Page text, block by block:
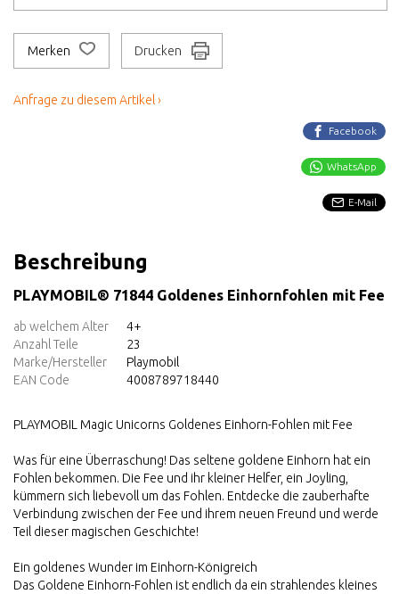
Merken Drucken
Anfrage zu diesem Artikel ›
Facebook
WhatsApp
E-Mail
Beschreibung
PLAYMOBIL® 71844 Goldenes Einhornfohlen mit Fee
ab welchem Alter
4+
Anzahl Teile
23
Marke/Hersteller
Playmobil
EAN Code
4008789718440
PLAYMOBIL Magic Unicorns Goldenes Einhorn-Fohlen mit Fee
Was für eine Überraschung! Das seltene goldene Einhorn hat ein
Fohlen bekommen. Die Fee und ihr kleiner Helfer, ein Joyling,
kümmern sich liebevoll um das Fohlen. Entdecke die zauberhafte
Verbindung zwischen der Fee und ihrem neuen Freund und werde
Teil dieser magischen Geschichte!
Ein goldenes Wunder im Einhorn-Königreich
Das Goldene Einhorn-Fohlen ist endlich da ein strahlendes kleines